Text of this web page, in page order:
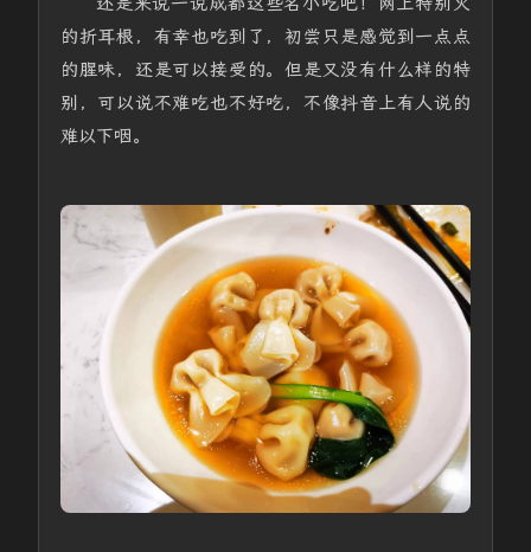
的折耳根，有幸也吃到了，初尝只是感觉到一点点
的腥味，还是可以接受的。但是又没有什么样的特
别，可以说不难吃也不好吃，不像抖音上有人说的
难以下咽。